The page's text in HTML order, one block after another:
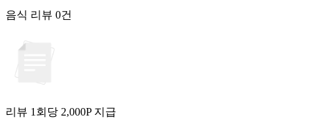
음식 리뷰 0건
리뷰 1회당 2,000P 지급